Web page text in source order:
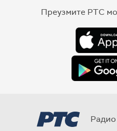
Преузмите РТС
Радио